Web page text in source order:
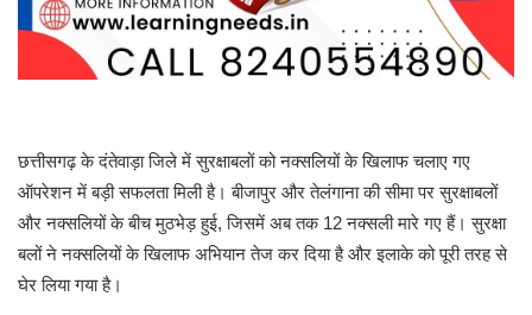
छत्तीसगढ़ के दंतेवाड़ा जिले में सुरक्षाबलों को नक्सलियों के खिलाफ चलाए गए
ऑपरेशन में बड़ी सफलता मिली है। बीजापुर और तेलंगाना की सीमा पर सुरक्षाबलों
और नक्सलियों के बीच मुठभेड़ हुई, जिसमें अब तक 12 नक्सली मारे गए हैं। सुरक्षा
बलों ने नक्सलियों के खिलाफ अभियान तेज कर दिया है और इलाके को पूरी तरह से
घेर लिया गया है।